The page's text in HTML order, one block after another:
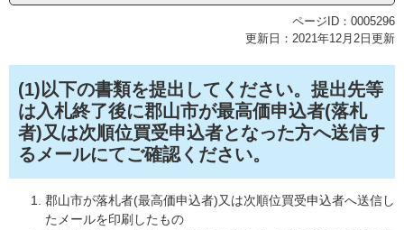
ページID：0005296
更新日：2021年12月2日更新
(1)以下の書類を提出してください。提出先等
は入札終了後に郡山市が最高価申込者(落札
者)又は次順位買受申込者となった方へ送信す
るメールにてご確認ください。
郡山市が落札者(最高価申込者)又は次順位買受申込者へ送信し
たメールを印刷したもの